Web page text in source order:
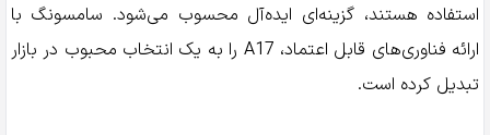
استفاده هستند، گزینه‌ای ایده‌آل محسوب می‌شود. سامسونگ با
ارائه فناوری‌های قابل اعتماد، A17 را به یک انتخاب محبوب در بازار
تبدیل کرده است.